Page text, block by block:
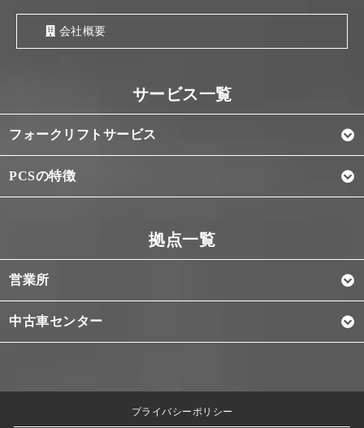
会社概要
フォークリフトサービス
PCSの特徴
営業所
中古車センター
プライバシーポリシー